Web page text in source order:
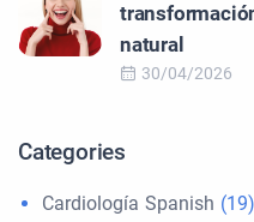
natural
30/04/2026
Categories
Cardiología Spanish (19)